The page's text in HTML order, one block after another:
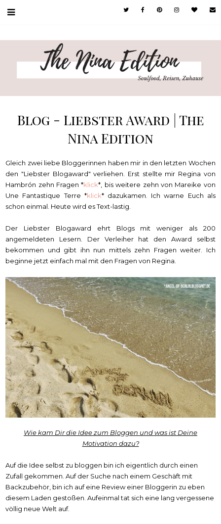
Blog - Liebster Award | The
Nina Edition
Gleich zwei liebe Bloggerinnen haben mir in den letzten Wochen
den "Liebster Blogaward" verliehen. Erst stellte mir Regina von
Hambrón zehn Fragen *klick*, bis weitere zehn von Mareike von
Une Fantastique Terre *klick* dazukamen. Ich warne Euch als
schon einmal. Heute wird es Text-lastig.
Der Liebster Blogaward ehrt Blogs mit weniger als 200
angemeldeten Lesern. Der Verleiher hat den Award selbst
bekommen und gibt ihn nun mittels zehn Fragen weiter. Ich
beginne jetzt einfach mal mit den Fragen von Regina.
Wie kam Dir die Idee zum Bloggen und was ist Deine
Motivation dazu?
Auf die Idee selbst zu bloggen bin ich eigentlich durch einen
Zufall gekommen. Auf der Suche nach einem Geschäft mit
Backzubehör, bin ich auf eine Review einer Bloggerin zu eben
diesem Laden gestoßen. Aufeinmal tat sich eine lang vergessene
völlig neue Welt auf.